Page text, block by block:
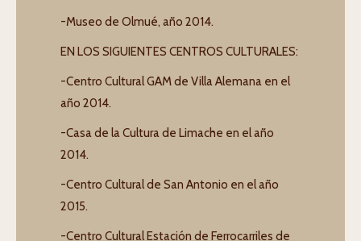
-Museo de Olmué, año 2014.
EN LOS SIGUIENTES CENTROS CULTURALES:
-Centro Cultural GAM de Villa Alemana en el
año 2014.
-Casa de la Cultura de Limache en el año
2014.
-Centro Cultural de San Antonio en el año
2015.
-Centro Cultural Estación de Ferrocarriles de